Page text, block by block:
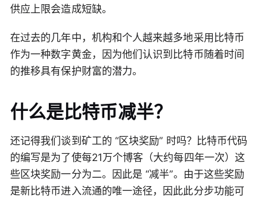
供应上限会造成短缺。
在过去的几年中，机构和个人越来越多地采用比特币
作为一种数字黄金，因为他们认识到比特币随着时间
的推移具有保护财富的潜力。
什么是比特币减半？
还记得我们谈到矿工的 “区块奖励” 时吗？比特币代码
的编写是为了使每21万个博客（大约每四年一次）这
些区块奖励一分为二。因此是 “减半”。由于这些奖励
是新比特币进入流通的唯一途径，因此此分步功能可